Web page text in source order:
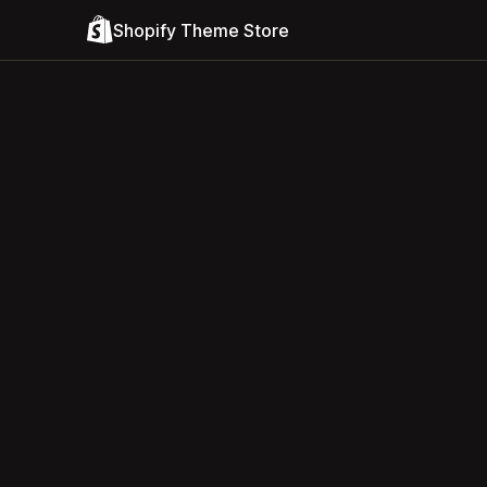
Shopify Theme Store